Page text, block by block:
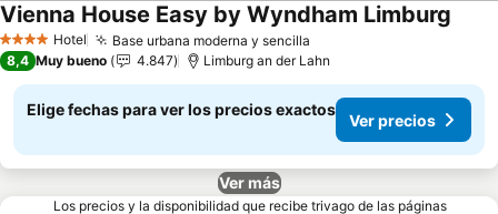
4 EstrellasHotel Base urbana moderna y sencilla
Vienna House Easy by Wyndham Limburg
8,4 Muy bueno 4.847 Limburg an der Lahn
Elige fechas para ver los precios exactos
Ver precios
Ver más
Los precios y la disponibilidad que recibe trivago de las páginas